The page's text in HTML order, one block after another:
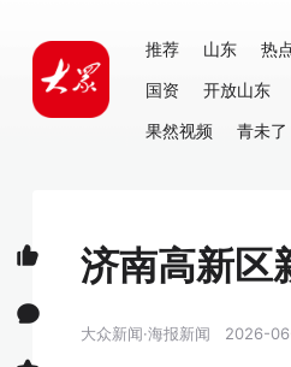
推荐 山东 热
国资
开放山东
果然视频
青未了
济南高新区
大众新闻·海报新闻 2026-